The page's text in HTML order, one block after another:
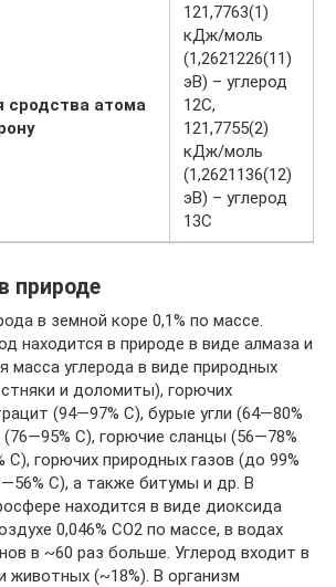
сродства атома
121,7763(1)
кДж/моль
(1,2621226(11)
эВ) – углерод
12C,
121,7755(2)
кДж/моль
(1,2621136(12)
эВ) – углерод
13C
природе
в земной коре 0,1% по массе.
находится в природе в виде алмаза и
масса углерода в виде природных
и доломиты), горючих
(94—97% С), бурые угли (64—80%
С), горючие сланцы (56—78%
С), горючих природных газов (до 99%
С), а также битумы и др. В
находится в виде диоксида
0,046% СО2 по массе, в водах
в ~60 раз больше. Углерод входит в
животных (~18%). В организм